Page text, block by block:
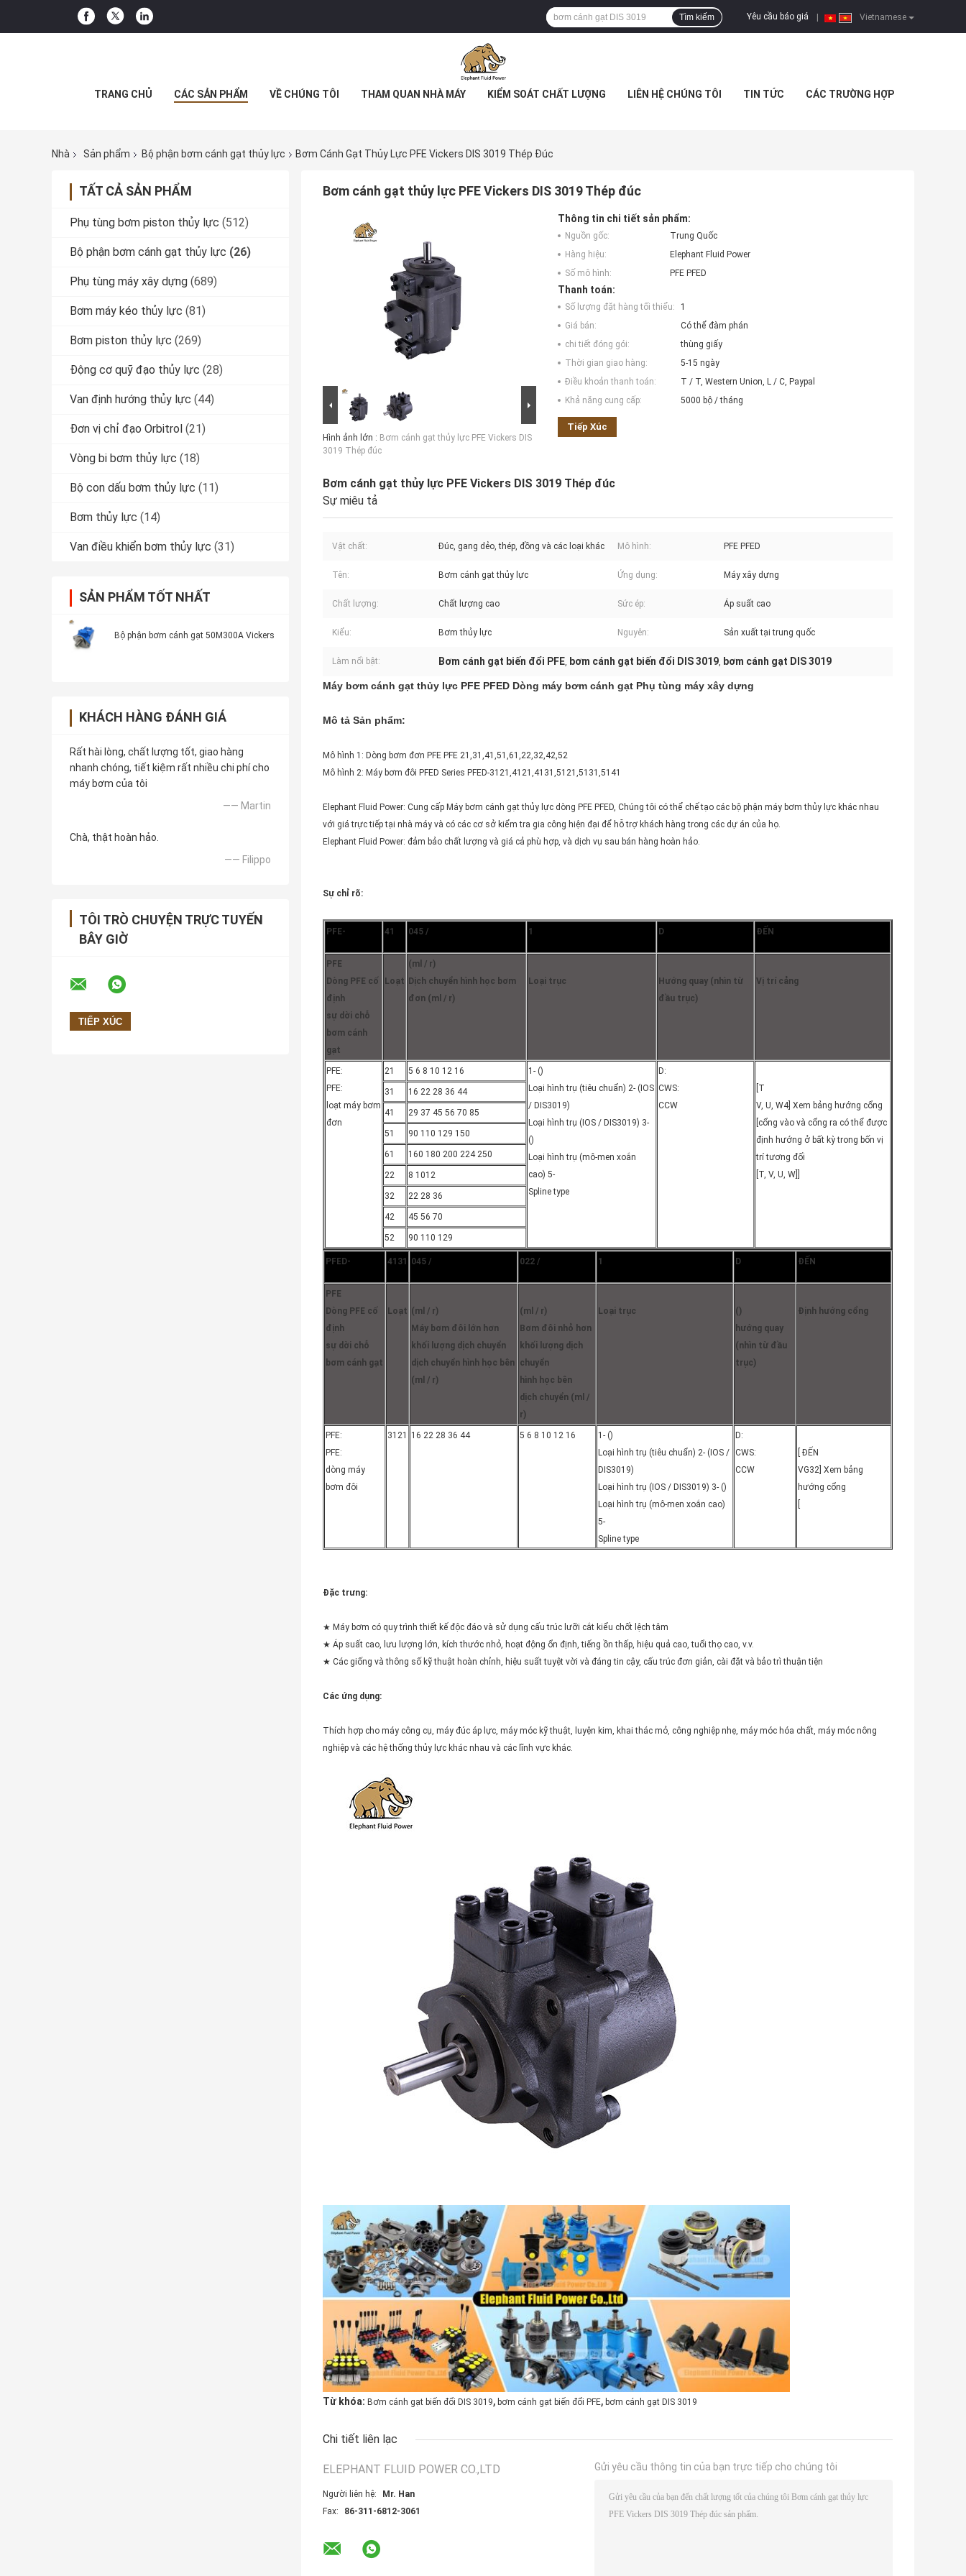
Vietnamese
Yêu cầu báo giá
Tìm kiếm
TRANG CHỦ CÁC SẢN PHẨM VỀ CHÚNG TÔI THAM QUAN NHÀ MÁY KIỂM SOÁT CHẤT LƯỢNG LIÊN HỆ CHÚNG TÔI TIN TỨC CÁC TRƯỜNG HỢP
Nhà Sản phẩm Bộ phận bơm cánh gạt thủy lực Bơm Cánh Gạt Thủy Lực PFE Vickers DIS 3019 Thép Đúc
TẤT CẢ SẢN PHẨM
Phụ tùng bơm piston thủy lực (512)
Bộ phận bơm cánh gạt thủy lực (26)
Phụ tùng máy xây dựng (689)
Bơm máy kéo thủy lực (81)
Bơm piston thủy lực (269)
Động cơ quỹ đạo thủy lực (28)
Van định hướng thủy lực (44)
Đơn vị chỉ đạo Orbitrol (21)
Vòng bi bơm thủy lực (18)
Bộ con dấu bơm thủy lực (11)
Bơm thủy lực (14)
Van điều khiển bơm thủy lực (31)
SẢN PHẨM TỐT NHẤT
Bộ phận bơm cánh gạt 50M300A Vickers
KHÁCH HÀNG ĐÁNH GIÁ
Rất hài lòng, chất lượng tốt, giao hàng
nhanh chóng, tiết kiệm rất nhiều chi phí cho
máy bơm của tôi
—— Martin
Chà, thật hoàn hảo.
—— Filippo
TÔI TRÒ CHUYỆN TRỰC TUYẾN
BÂY GIỜ
Bơm cánh gạt thủy lực PFE Vickers DIS 3019 Thép đúc
Hình ảnh lớn : Bơm cánh gạt thủy lực PFE Vickers DIS
3019 Thép đúc
Thông tin chi tiết sản phẩm:
Nguồn gốc:
Trung Quốc
Hàng hiệu:
Elephant Fluid Power
Số mô hình:
PFE PFED
Thanh toán:
Số lượng đặt hàng tối thiểu:
1
Giá bán:
Có thể đàm phán
chi tiết đóng gói:
thùng giấy
Thời gian giao hàng:
5-15 ngày
Điều khoản thanh toán:
T / T, Western Union, L / C, Paypal
Khả năng cung cấp:
5000 bộ / tháng
Tiếp Xúc
Bơm cánh gạt thủy lực PFE Vickers DIS 3019 Thép đúc
Sự miêu tả
Vật chất: Đúc, gang dẻo, thép, đồng và các loại khác Mô hình: PFE PFED
Tên: Bơm cánh gạt thủy lực Ứng dụng: Máy xây dựng
Chất lượng: Chất lượng cao Sức ép: Áp suất cao
Kiểu: Bơm thủy lực Nguyên: Sản xuất tại trung quốc
Làm nổi bật: Bơm cánh gạt biến đổi PFE, bơm cánh gạt biến đổi DIS 3019, bơm cánh gạt DIS 3019
Máy bơm cánh gạt thủy lực PFE PFED Dòng máy bơm cánh gạt Phụ tùng máy xây dựng
Mô tả Sản phẩm:
Mô hình 1: Dòng bơm đơn PFE PFE 21,31,41,51,61,22,32,42,52
Mô hình 2: Máy bơm đôi PFED Series PFED-3121,4121,4131,5121,5131,5141
Elephant Fluid Power: Cung cấp Máy bơm cánh gạt thủy lực dòng PFE PFED, Chúng tôi có thể chế tạo các bộ phận máy bơm thủy lực khác nhau
với giá trực tiếp tại nhà máy và có các cơ sở kiểm tra gia công hiện đại để hỗ trợ khách hàng trong các dự án của họ.
Elephant Fluid Power: đảm bảo chất lượng và giá cả phù hợp, và dịch vụ sau bán hàng hoàn hảo.
Sự chỉ rõ:
PFE- 41 045 / 1 D ĐẾN
PFE
Dòng PFE cố
định
sự dời chỗ
bơm cánh
gạt
Loạt
(ml / r)
Dịch chuyển hình học bơm
đơn (ml / r)
Loại trục
Hướng quay (nhìn từ
đầu trục)
Vị trí cảng
PFE:
PFE:
loạt máy bơm
đơn
21 5 6 8 10 12 16
1- ()
Loại hình trụ (tiêu chuẩn) 2- (IOS
/ DIS3019)
Loại hình trụ (IOS / DIS3019) 3-
()
Loại hình trụ (mô-men xoắn
cao) 5-
Spline type
D:
CWS:
CCW
[T
V, U, W4] Xem bảng hướng cổng
[cổng vào và cổng ra có thể được
định hướng ở bất kỳ trong bốn vị
trí tương đối
[T, V, U, W]]
31 16 22 28 36 44
41 29 37 45 56 70 85
51 90 110 129 150
61 160 180 200 224 250
22 8 1012
32 22 28 36
42 45 56 70
52 90 110 129
PFED- 4131 045 / 022 / 1 D ĐẾN
PFE
Dòng PFE cố
định
sự dời chỗ
bơm cánh gạt
Loạt (ml / r)
Máy bơm đôi lớn hơn
khối lượng dịch chuyển
dịch chuyển hình học bên
(ml / r)
(ml / r)
Bơm đôi nhỏ hơn
khối lượng dịch
chuyển
hình học bên
dịch chuyển (ml /
r)
Loại trục
()
hướng quay
(nhìn từ đầu
trục)
Định hướng cổng
PFE:
PFE:
dòng máy
bơm đôi
3121 16 22 28 36 44 5 6 8 10 12 16
1- ()
Loại hình trụ (tiêu chuẩn) 2- (IOS /
DIS3019)
Loại hình trụ (IOS / DIS3019) 3- ()
Loại hình trụ (mô-men xoắn cao)
5-
Spline type
D:
CWS:
CCW
[ ĐẾN
VG32] Xem bảng
hướng cổng
Đặc trưng:
★ Máy bơm có quy trình thiết kế độc đáo và sử dụng cấu trúc lưỡi cắt kiểu chốt lệch tâm
★ Áp suất cao, lưu lượng lớn, kích thước nhỏ, hoạt động ổn định, tiếng ồn thấp, hiệu quả cao, tuổi thọ cao, v.v.
★ Các giống và thông số kỹ thuật hoàn chỉnh, hiệu suất tuyệt vời và đáng tin cậy, cấu trúc đơn giản, cài đặt và bảo trì thuận tiện
Các ứng dụng:
Thích hợp cho máy công cụ, máy đúc áp lực, máy móc kỹ thuật, luyện kim, khai thác mỏ, công nghiệp nhẹ, máy móc hóa chất, máy móc nông
nghiệp và các hệ thống thủy lực khác nhau và các lĩnh vực khác.
Từ khóa: Bơm cánh gạt biến đổi DIS 3019, bơm cánh gạt biến đổi PFE, bơm cánh gạt DIS 3019
Chi tiết liên lạc
ELEPHANT FLUID POWER CO.,LTD
Người liên hệ:
Mr. Han
Fax:
86-311-6812-3061
Gửi yêu cầu thông tin của bạn trực tiếp cho chúng tôi